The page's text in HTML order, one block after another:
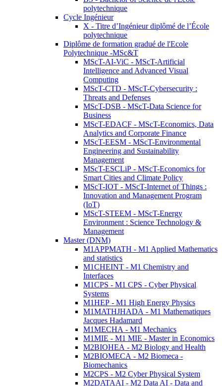
polytechnique
Cycle Ingénieur
X - Titre d’Ingénieur diplômé de l’École
polytechnique
Diplôme de formation gradué de l'Ecole
Polytechnique -MSc&T
MScT-AI-ViC - MScT-Artificial
Intelligence and Advanced Visual
Computing
MScT-CTD - MScT-Cybersecurity :
Threats and Defenses
MScT-DSB - MScT-Data Science for
Business
MScT-EDACF - MScT-Economics, Data
Analytics and Corporate Finance
MScT-EESM - MScT-Environmental
Engineering and Sustainability
Management
MScT-ESCLiP - MScT-Economics for
Smart Cities and Climate Policy
MScT-IOT - MScT-Internet of Things :
Innovation and Management Program
(IoT)
MScT-STEEM - MScT-Energy
Environment : Science Technology &
Management
Master (DNM)
M1APPMATH - M1 Applied Mathematics
and statistics
M1CHEINT - M1 Chemistry and
Interfaces
M1CPS - M1 CPS - Cyber Physical
Systems
M1HEP - M1 High Energy Physics
M1MATHJHADA - M1 Mathematiques
Jacques Hadamard
M1MECHA - M1 Mechanics
M1MIE - M1 MIE - Master in Economics
M2BIOHEA - M2 Biology and Health
M2BIOMECA - M2 Biomeca -
Biomechanics
M2CPS - M2 Cyber Physical System
M2DATAAI - M2 Data AI - Data and